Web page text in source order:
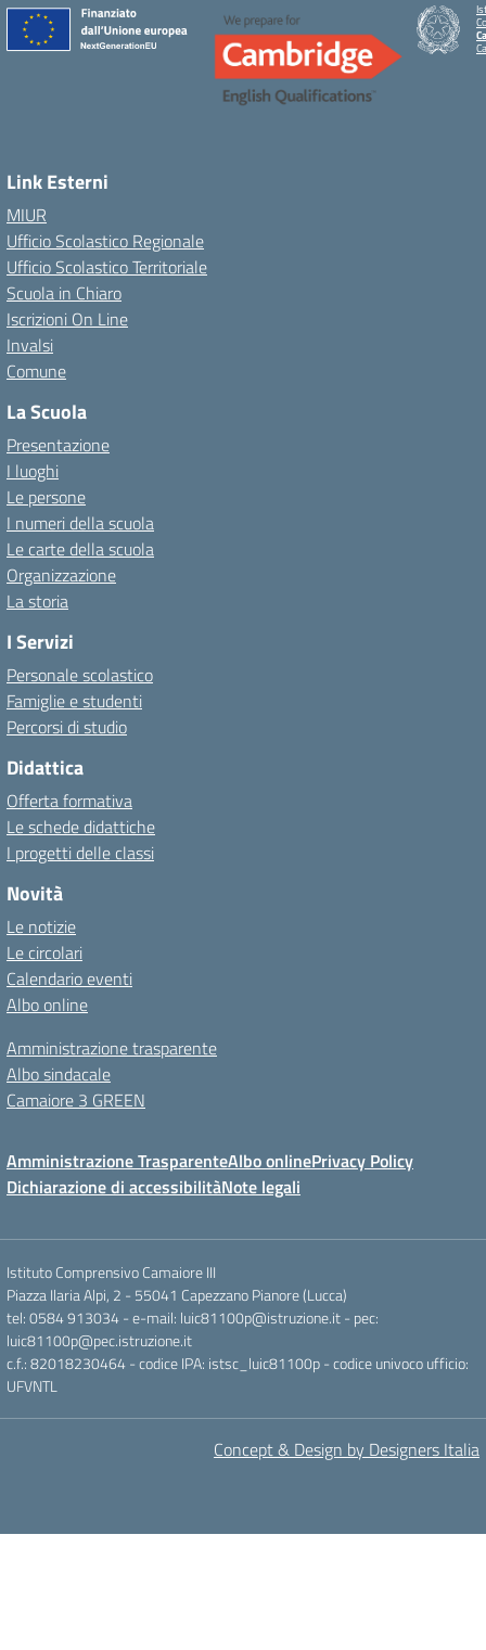
Link Esterni
MIUR
Ufficio Scolastico Regionale
Ufficio Scolastico Territoriale
Scuola in Chiaro
Iscrizioni On Line
Invalsi
Comune
La Scuola
Presentazione
I luoghi
Le persone
I numeri della scuola
Le carte della scuola
Organizzazione
La storia
I Servizi
Personale scolastico
Famiglie e studenti
Percorsi di studio
Didattica
Offerta formativa
Le schede didattiche
I progetti delle classi
Novità
Le notizie
Le circolari
Calendario eventi
Albo online
Amministrazione trasparente
Albo sindacale
Camaiore 3 GREEN
Amministrazione TrasparenteAlbo onlinePrivacy Policy
Dichiarazione di accessibilitàNote legali
Istituto Comprensivo Camaiore III
Piazza Ilaria Alpi, 2 - 55041 Capezzano Pianore (Lucca)
tel: 0584 913034 - e-mail: luic81100p@istruzione.it - pec:
luic81100p@pec.istruzione.it
c.f.: 82018230464 - codice IPA: istsc_luic81100p - codice univoco ufficio:
UFVNTL
Concept & Design by Designers Italia